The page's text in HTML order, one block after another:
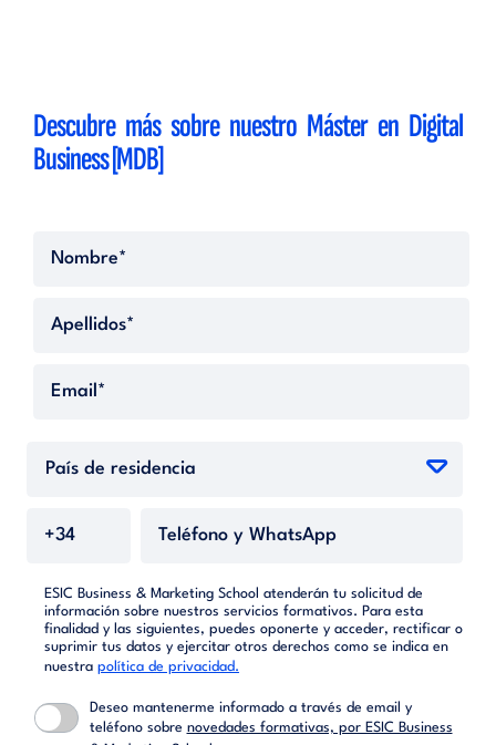
Descubre más sobre nuestro Máster en Digital
Business [MDB]
ESIC Business & Marketing School atenderán tu solicitud de
información sobre nuestros servicios formativos. Para esta
finalidad y las siguientes, puedes oponerte y acceder, rectificar o
suprimir tus datos y ejercitar otros derechos como se indica en
nuestra política de privacidad.
Deseo mantenerme informado a través de email y
teléfono sobre novedades formativas, por ESIC Business